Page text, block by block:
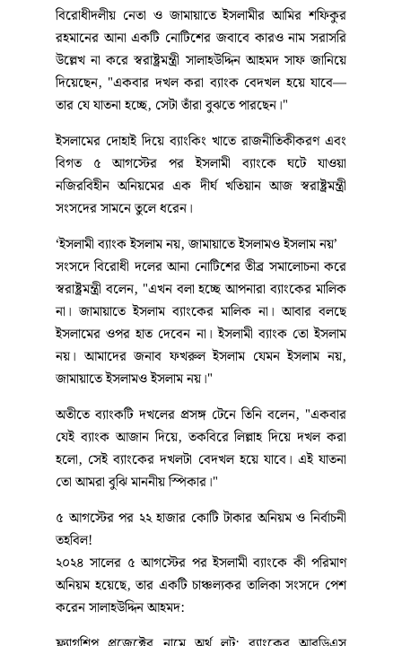
বিরোধীদলীয় নেতা ও জামায়াতে ইসলামীর আমির শফিকুর
রহমানের আনা একটি নোটিশের জবাবে কারও নাম সরাসরি
উল্লেখ না করে স্বরাষ্ট্রমন্ত্রী সালাহউদ্দিন আহমদ সাফ জানিয়ে
দিয়েছেন, "একবার দখল করা ব্যাংক বেদখল হয়ে যাবে—
তার যে যাতনা হচ্ছে, সেটা তাঁরা বুঝতে পারছেন।"
ইসলামের দোহাই দিয়ে ব্যাংকিং খাতে রাজনীতিকীকরণ এবং
বিগত ৫ আগস্টের পর ইসলামী ব্যাংকে ঘটে যাওয়া
নজিরবিহীন অনিয়মের এক দীর্ঘ খতিয়ান আজ স্বরাষ্ট্রমন্ত্রী
সংসদের সামনে তুলে ধরেন।
‘ইসলামী ব্যাংক ইসলাম নয়, জামায়াতে ইসলামও ইসলাম নয়’
সংসদে বিরোধী দলের আনা নোটিশের তীব্র সমালোচনা করে
স্বরাষ্ট্রমন্ত্রী বলেন, "এখন বলা হচ্ছে আপনারা ব্যাংকের মালিক
না। জামায়াতে ইসলাম ব্যাংকের মালিক না। আবার বলছে
ইসলামের ওপর হাত দেবেন না। ইসলামী ব্যাংক তো ইসলাম
নয়। আমাদের জনাব ফখরুল ইসলাম যেমন ইসলাম নয়,
জামায়াতে ইসলামও ইসলাম নয়।"
অতীতে ব্যাংকটি দখলের প্রসঙ্গ টেনে তিনি বলেন, "একবার
যেই ব্যাংক আজান দিয়ে, তকবিরে লিল্লাহ দিয়ে দখল করা
হলো, সেই ব্যাংকের দখলটা বেদখল হয়ে যাবে। এই যাতনা
তো আমরা বুঝি মাননীয় স্পিকার।"
৫ আগস্টের পর ২২ হাজার কোটি টাকার অনিয়ম ও নির্বাচনী
তহবিল!
২০২৪ সালের ৫ আগস্টের পর ইসলামী ব্যাংকে কী পরিমাণ
অনিয়ম হয়েছে, তার একটি চাঞ্চল্যকর তালিকা সংসদে পেশ
করেন সালাহউদ্দিন আহমদ: